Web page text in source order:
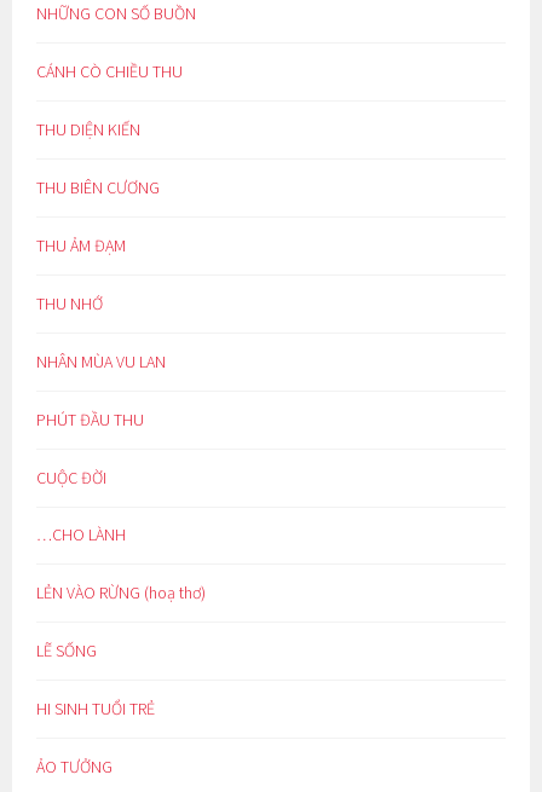
NHỮNG CON SỐ BUỒN
CÁNH CÒ CHIỀU THU
THU DIỆN KIẾN
THU BIÊN CƯƠNG
THU ẢM ĐẠM
THU NHỚ
NHÂN MÙA VU LAN
PHÚT ĐẦU THU
CUỘC ĐỜI
…CHO LÀNH
LẺN VÀO RỪNG (hoạ thơ)
LẼ SỐNG
HI SINH TUỔI TRẺ
ẢO TƯỞNG